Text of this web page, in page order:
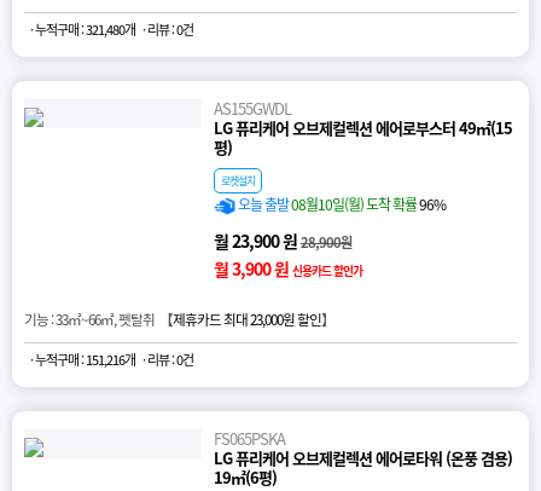
· 누적구매 : 321,480개 · 리뷰 : 0건
AS155GWDL
LG 퓨리케어 오브제컬렉션 에어로부스터 49㎡(15
평)
로켓설치
오늘 출발08월10일(월) 도착 확률96%
월 23,900 원28,900원
월 3,900 원 신용카드 할인가
기능 : 33㎡~66㎡, 펫탈취 【제휴카드 최대 23,000원 할인】
· 누적구매 : 151,216개 · 리뷰 : 0건
FS065PSKA
LG 퓨리케어 오브제컬렉션 에어로타워 (온풍 겸용)
19㎡(6평)